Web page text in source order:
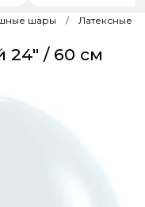
шары Латексные
24" / 60 см